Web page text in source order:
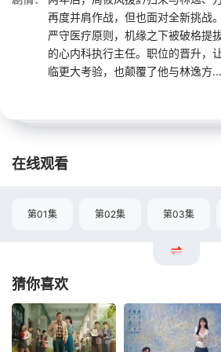
再度并肩作战，但也面对全新挑战
严守医疗原则，机缘之下被破格提
的心内科执行主任。职位的晋升，
临更大考验，也颠覆了他与林逸方...
在线观看
第01集 第02集 第03集
猜你喜欢